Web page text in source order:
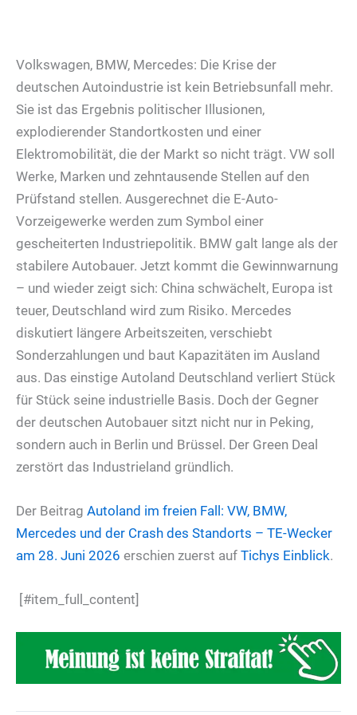
Volkswagen, BMW, Mercedes: Die Krise der
deutschen Autoindustrie ist kein Betriebsunfall mehr.
Sie ist das Ergebnis politischer Illusionen,
explodierender Standortkosten und einer
Elektromobilität, die der Markt so nicht trägt. VW soll
Werke, Marken und zehntausende Stellen auf den
Prüfstand stellen. Ausgerechnet die E-Auto-
Vorzeigewerke werden zum Symbol einer
gescheiterten Industriepolitik. BMW galt lange als der
stabilere Autobauer. Jetzt kommt die Gewinnwarnung
– und wieder zeigt sich: China schwächelt, Europa ist
teuer, Deutschland wird zum Risiko. Mercedes
diskutiert längere Arbeitszeiten, verschiebt
Sonderzahlungen und baut Kapazitäten im Ausland
aus. Das einstige Autoland Deutschland verliert Stück
für Stück seine industrielle Basis. Doch der Gegner
der deutschen Autobauer sitzt nicht nur in Peking,
sondern auch in Berlin und Brüssel. Der Green Deal
zerstört das Industrieland gründlich.
Der Beitrag Autoland im freien Fall: VW, BMW,
Mercedes und der Crash des Standorts – TE-Wecker
am 28. Juni 2026 erschien zuerst auf Tichys Einblick.
[#item_full_content]